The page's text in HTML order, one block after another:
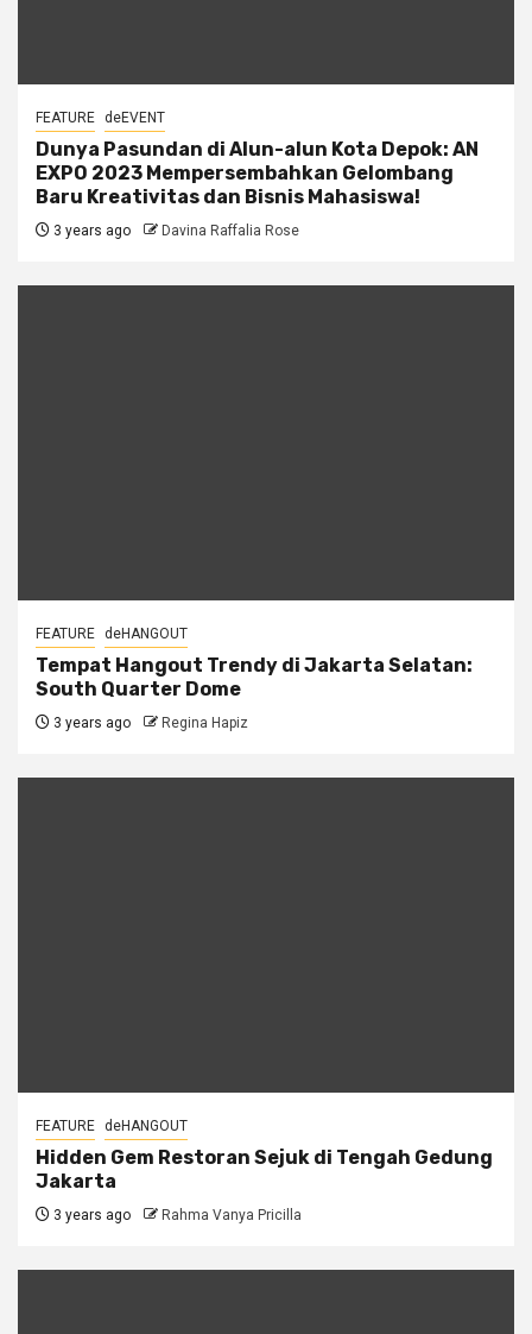
FEATURE deEVENT
Dunya Pasundan di Alun-alun Kota Depok: AN
EXPO 2023 Mempersembahkan Gelombang
Baru Kreativitas dan Bisnis Mahasiswa!
3 years ago Davina Raffalia Rose
FEATURE deHANGOUT
Tempat Hangout Trendy di Jakarta Selatan:
South Quarter Dome
3 years ago Regina Hapiz
FEATURE deHANGOUT
Hidden Gem Restoran Sejuk di Tengah Gedung
Jakarta
3 years ago Rahma Vanya Pricilla